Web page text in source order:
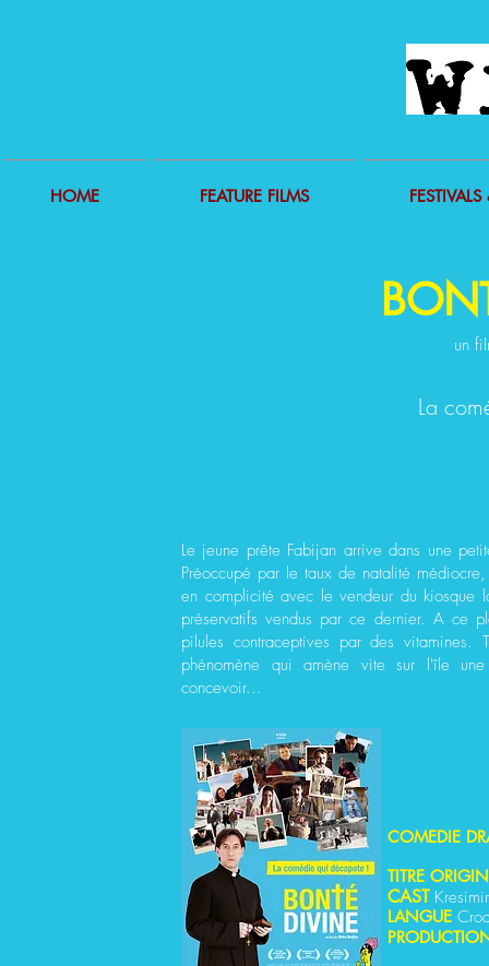
HOME FEATURE FILMS
un
La
Le jeune prête Fabijan arrive dans une
Préoccupé par le taux de natalité
en complicité avec le vendeur du kiosque
préservatifs vendus par ce dernier. A ce
pilules contraceptives par des vitamines.
phénomène qui amène vite sur l'île
concevoir...​
COMEDIE
TITRE
CAST
LANGUE